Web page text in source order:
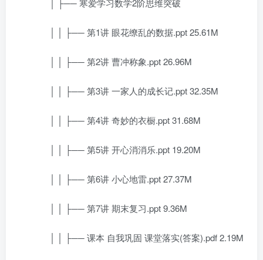
│ ├── 寒爱学习数学2阶思维突破
│ │ ├── 第1讲 眼花缭乱的数据.ppt 25.61M
│ │ ├── 第2讲 曹冲称象.ppt 26.96M
│ │ ├── 第3讲 一家人的成长记.ppt 32.35M
│ │ ├── 第4讲 奇妙的衣橱.ppt 31.68M
│ │ ├── 第5讲 开心消消乐.ppt 19.20M
│ │ ├── 第6讲 小心地雷.ppt 27.37M
│ │ ├── 第7讲 期末复习.ppt 9.36M
│ │ ├── 课本 自我巩固 课堂落实(答案).pdf 2.19M